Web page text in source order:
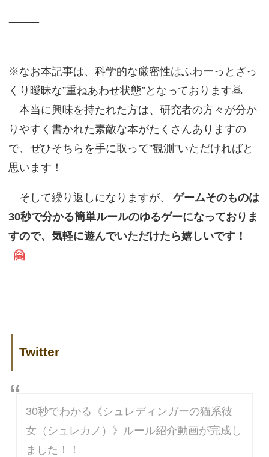
⸻
※なお本記事は、科学的な厳密性はふわーっとざっ
くり曖昧な”重ねあわせ状態”となっております🙇
本当に興味を持たれた方は、研究者の方々が分か
りやすく書かれた素敵な本がたくさんありますの
で、ぜひそちらを手に取って”観測”いただければと
思います！
そして繰り返しになりますが、
ゲームそのものは
30秒で分かる簡単ルールのゆるゲーになっておりま
すので、気軽に遊んでいただけたら嬉しいです！
🤗
Twitter
30秒でわかる《シュレディンガーの猫系彼
女（シュレカノ）》ルール紹介動画が完成し
ました！！